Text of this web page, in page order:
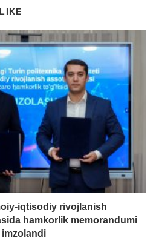
iqtisodiy rivojlanish
hamkorlik memorandumi
imzolandi